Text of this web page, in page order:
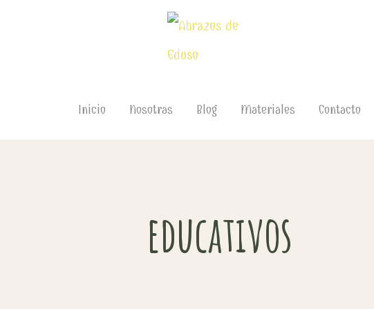
Inicio Nosotras Blog Materiales Contacto
educativos